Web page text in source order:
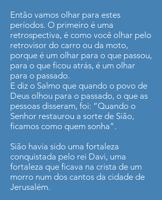
Então vamos olhar para estes
períodos. O primeiro é uma
retrospectiva, é como você olhar pelo
retrovisor do carro ou da moto,
porque é um olhar para o que passou,
para o que ficou atrás, é um olhar
para o passado.
E diz o Salmo que quando o povo de
Deus olhou para o passado, o que as
pessoas disseram, foi: “Quando o
Senhor restaurou a sorte de Sião,
ficamos como quem sonha”.
Sião havia sido uma fortaleza
conquistada pelo rei Davi, uma
fortaleza que ficava na crista de um
morro num dos cantos da cidade de
Jerusalém.